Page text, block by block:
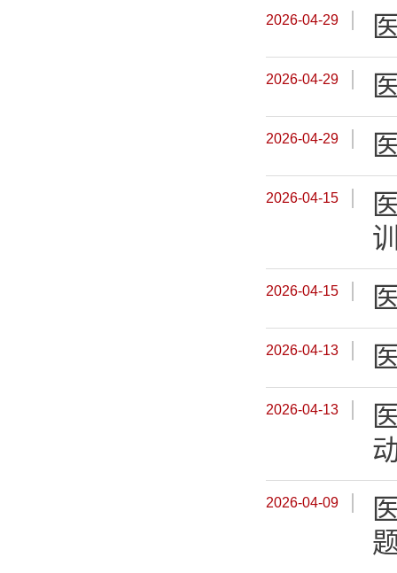
2026-04-29
2026-04-29
2026-04-29
2026-04-15
2026-04-15
2026-04-13
2026-04-13
2026-04-09